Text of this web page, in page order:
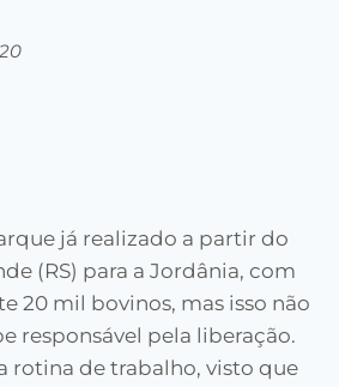
já realizado a partir do
(RS) para a Jordânia, com
20 mil bovinos, mas isso não
responsável pela liberação.
rotina de trabalho, visto que